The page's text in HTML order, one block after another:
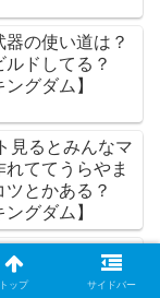
器の使い道は？
ドしてる？
グダム】
見るとみんなマ
ててうらやま
ツとかある？
グダム】
白馬、巨大馬と
前つけた?【テ
トップ サイドバー